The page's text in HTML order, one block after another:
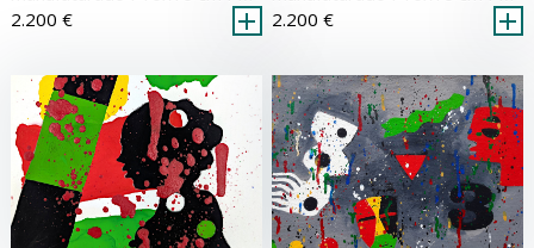
2.200 €
2.200 €